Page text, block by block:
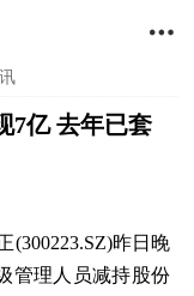

7亿 去年已套
(300223.SZ)昨日晚
管理人员减持股份